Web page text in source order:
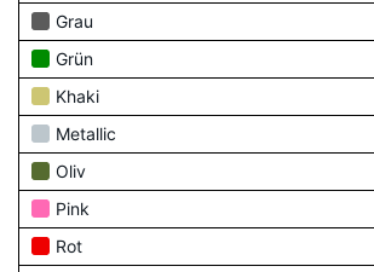
Grau
Grün
Khaki
Metallic
Oliv
Pink
Rot